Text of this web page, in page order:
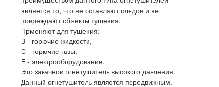
является то, что не оставляют следов и не
повреждают объекты тушения.
Прменяют для тушения:
В - горючие жидкости,
С - горючие газы,
Е - электрооборудование.
Это закачной огнетушитель высокого давления.
Данный огнетушитель является передвижным.